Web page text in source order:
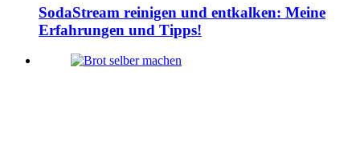
SodaStream reinigen und entkalken: Meine
Erfahrungen und Tipps!